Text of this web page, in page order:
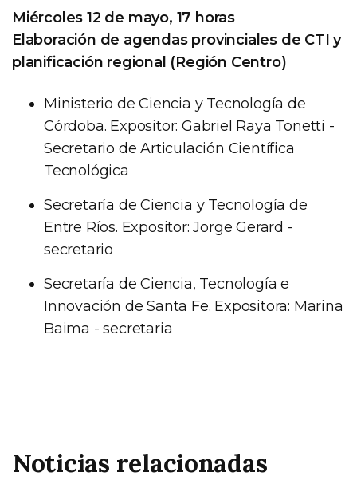
Miércoles 12 de mayo, 17 horas
Elaboración de agendas provinciales de CTI y
planificación regional (Región Centro)
Ministerio de Ciencia y Tecnología de
Córdoba. Expositor: Gabriel Raya Tonetti -
Secretario de Articulación Científica
Tecnológica
Secretaría de Ciencia y Tecnología de
Entre Ríos. Expositor: Jorge Gerard -
secretario
Secretaría de Ciencia, Tecnología e
Innovación de Santa Fe. Expositora: Marina
Baima - secretaria
Noticias relacionadas